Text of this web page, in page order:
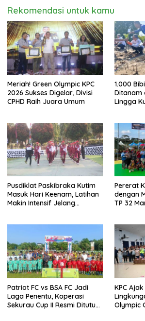
Rekomendasi untuk kamu
Meriah! Green Olympic KPC
2026 Sukses Digelar, Divisi
CPHD Raih Juara Umum
1.000
Ditanam
Lingga
Pusdiklat Paskibraka Kutim
Masuk Hari Keenam, Latihan
Makin Intensif Jelang
Pererat
dengan
TP 32
Patriot FC vs BSA FC Jadi
Laga Penentu, Koperasi
Sekurau Cup II Resmi Ditutup
KPC
Olympic